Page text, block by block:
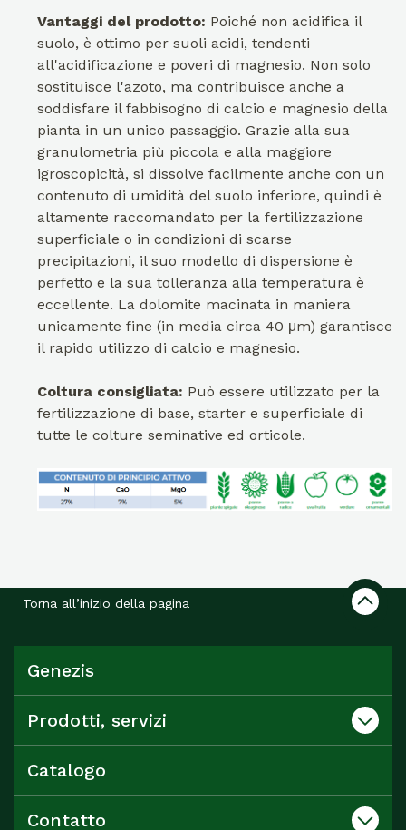
Vantaggi del prodotto: Poiché non acidifica il
suolo, è ottimo per suoli acidi, tendenti
all'acidificazione e poveri di magnesio. Non solo
sostituisce l'azoto, ma contribuisce anche a
soddisfare il fabbisogno di calcio e magnesio della
pianta in un unico passaggio. Grazie alla sua
granulometria più piccola e alla maggiore
igroscopicità, si dissolve facilmente anche con un
contenuto di umidità del suolo inferiore, quindi è
altamente raccomandato per la fertilizzazione
superficiale o in condizioni di scarse
precipitazioni, il suo modello di dispersione è
perfetto e la sua tolleranza alla temperatura è
eccellente. La dolomite macinata in maniera
unicamente fine (in media circa 40 μm) garantisce
il rapido utilizzo di calcio e magnesio.
Coltura consigliata: Può essere utilizzato per la
fertilizzazione di base, starter e superficiale di
tutte le colture seminative ed orticole.
Torna all’inizio della pagina
Genezis
Prodotti, servizi
Catalogo
Contatto